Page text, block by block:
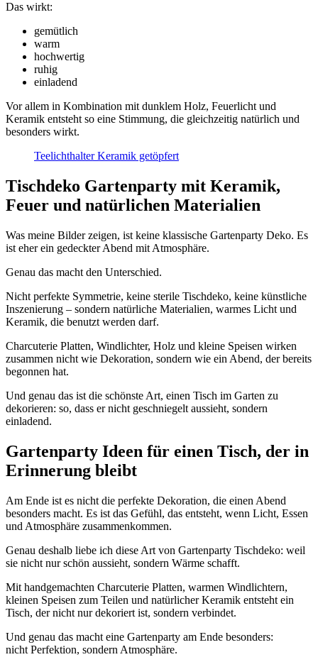
Das wirkt:
gemütlich
warm
hochwertig
ruhig
einladend
Vor allem in Kombination mit dunklem Holz, Feuerlicht und
Keramik entsteht so eine Stimmung, die gleichzeitig natürlich und
besonders wirkt.
Teelichthalter Keramik getöpfert
Tischdeko Gartenparty mit Keramik,
Feuer und natürlichen Materialien
Was meine Bilder zeigen, ist keine klassische Gartenparty Deko. Es
ist eher ein gedeckter Abend mit Atmosphäre.
Genau das macht den Unterschied.
Nicht perfekte Symmetrie, keine sterile Tischdeko, keine künstliche
Inszenierung – sondern natürliche Materialien, warmes Licht und
Keramik, die benutzt werden darf.
Charcuterie Platten, Windlichter, Holz und kleine Speisen wirken
zusammen nicht wie Dekoration, sondern wie ein Abend, der bereits
begonnen hat.
Und genau das ist die schönste Art, einen Tisch im Garten zu
dekorieren: so, dass er nicht geschniegelt aussieht, sondern
einladend.
Gartenparty Ideen für einen Tisch, der in
Erinnerung bleibt
Am Ende ist es nicht die perfekte Dekoration, die einen Abend
besonders macht. Es ist das Gefühl, das entsteht, wenn Licht, Essen
und Atmosphäre zusammenkommen.
Genau deshalb liebe ich diese Art von Gartenparty Tischdeko: weil
sie nicht nur schön aussieht, sondern Wärme schafft.
Mit handgemachten Charcuterie Platten, warmen Windlichtern,
kleinen Speisen zum Teilen und natürlicher Keramik entsteht ein
Tisch, der nicht nur dekoriert ist, sondern verbindet.
Und genau das macht eine Gartenparty am Ende besonders:
nicht Perfektion, sondern Atmosphäre.